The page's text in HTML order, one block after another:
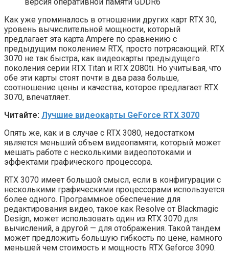
Как уже упоминалось в отношении других карт RTX 30,
уровень вычислительной мощности, который
предлагает эта карта Ampere по сравнению с
предыдущим поколением RTX, просто потрясающий. RTX
3070 не так быстра, как видеокарты предыдущего
поколения серии RTX Titan и RTX 2080ti. Но учитывая, что
обе эти карты стоят почти в два раза больше,
соотношение цены и качества, которое предлагает RTX
3070, впечатляет.
Читайте: Лучшие видеокарты GeForce RTX 3070
Опять же, как и в случае с RTX 3080, недостатком
является меньший объем видеопамяти, который может
мешать работе с несколькими видеопотоками и
эффектами графического процессора.
RTX 3070 имеет большой смысл, если в конфигурации с
несколькими графическими процессорами используется
более одного. Программное обеспечение для
редактирования видео, такое как Resolve от Blackmagic
Design, может использовать один из RTX 3070 для
вычислений, а другой — для отображения. Такой тандем
может предложить большую гибкость по цене, намного
меньшей чем стоимость и мощность RTX Geforce 3090.